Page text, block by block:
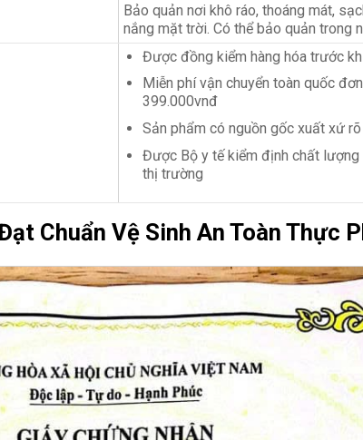
Bảo quản nơi khô ráo, thoáng mát,
nắng mặt trời. Có thể bảo quản trong
Được đồng kiểm hàng hóa trước
Miễn phí vận chuyển toàn quốc
399.000vnđ
Sản phẩm có nguồn gốc xuất xứ rõ
Được Bộ y tế kiểm định chất lượng
thị trường
Chuẩn Vệ Sinh An Toàn Thực